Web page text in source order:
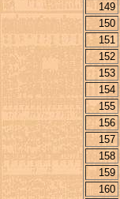
149
150
151
152
153
154
155
156
157
158
159
160